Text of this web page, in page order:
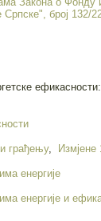
број 132/
ефикасности:
грађењу, Измјене
енергије
енергије и